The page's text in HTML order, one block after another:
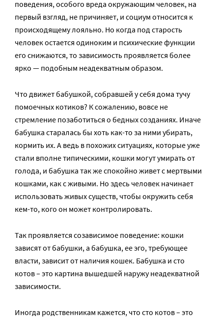
поведения, особого вреда окружающим человек, на
первый взгляд, не причиняет, и социум относится к
происходящему лояльно. Но когда под старость
человек остается одиноким и психические функции
его снижаются, то зависимость проявляется более
ярко — подобным неадекватным образом.
Что движет бабушкой, собравшей у себя дома тучу
помоечных котиков? К сожалению, вовсе не
стремление позаботиться о бедных созданиях. Иначе
бабушка старалась бы хоть как-то за ними убирать,
кормить их. А ведь в похожих ситуациях, которые уже
стали вполне типическими, кошки могут умирать от
голода, и бабушка так же спокойно живет с мертвыми
кошками, как с живыми. Но здесь человек начинает
использовать живых существ, чтобы окружить себя
кем-то, кого он может контролировать.
Так проявляется созависимое поведение: кошки
зависят от бабушки, а бабушка, ее эго, требующее
власти, зависит от наличия кошек. Бабушка и сто
котов – это картина вышедшей наружу неадекватной
зависимости.
Иногда родственникам кажется, что сто котов – это